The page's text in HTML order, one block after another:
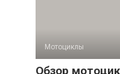
Мотоциклы
Обзор